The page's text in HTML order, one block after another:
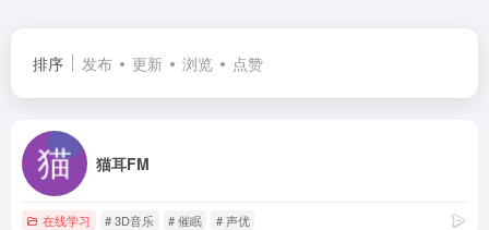
排序 发布 更新 浏览 点赞
猫耳FM
在线学习 # 3D音乐 # 催眠 # 声优